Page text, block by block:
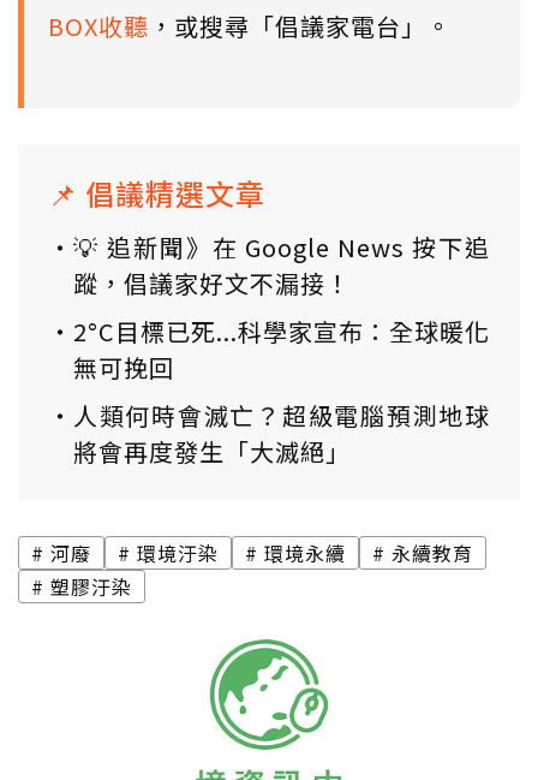
BOX收聽 ，或搜尋「倡議家電台」。
📌 倡議精選文章
💡 追新聞》在 Google News 按下追
蹤，倡議家好文不漏接！
2°C目標已死...科學家宣布：全球暖化
無可挽回
人類何時會滅亡？超級電腦預測地球
將會再度發生「大滅絕」
河廢 環境汙染 環境永續
永續教育
塑膠汙染